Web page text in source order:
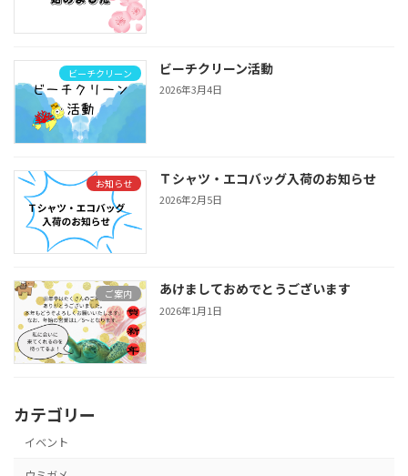
ビーチクリーン ビーチクリーン活動
2026年3月4日
お知らせ Ｔシャツ・エコバッグ入荷のお知らせ
2026年2月5日
ご案内 あけましておめでとうございます
2026年1月1日
カテゴリー
イベント